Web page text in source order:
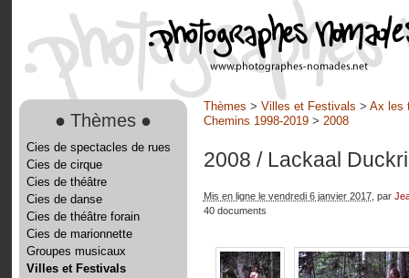
● Thèmes ●
Cies de spectacles de rues
Cies de cirque
Cies de théâtre
Cies de danse
Cies de théâtre forain
Cies de marionnette
Groupes musicaux
Villes et Festivals
Thèmes > Villes et Festivals > Ax les
Chemins 1998-2019> 2008
2008 / Lackaal
Mis en ligne le vendredi 6 janvier 2017, par
40 documents